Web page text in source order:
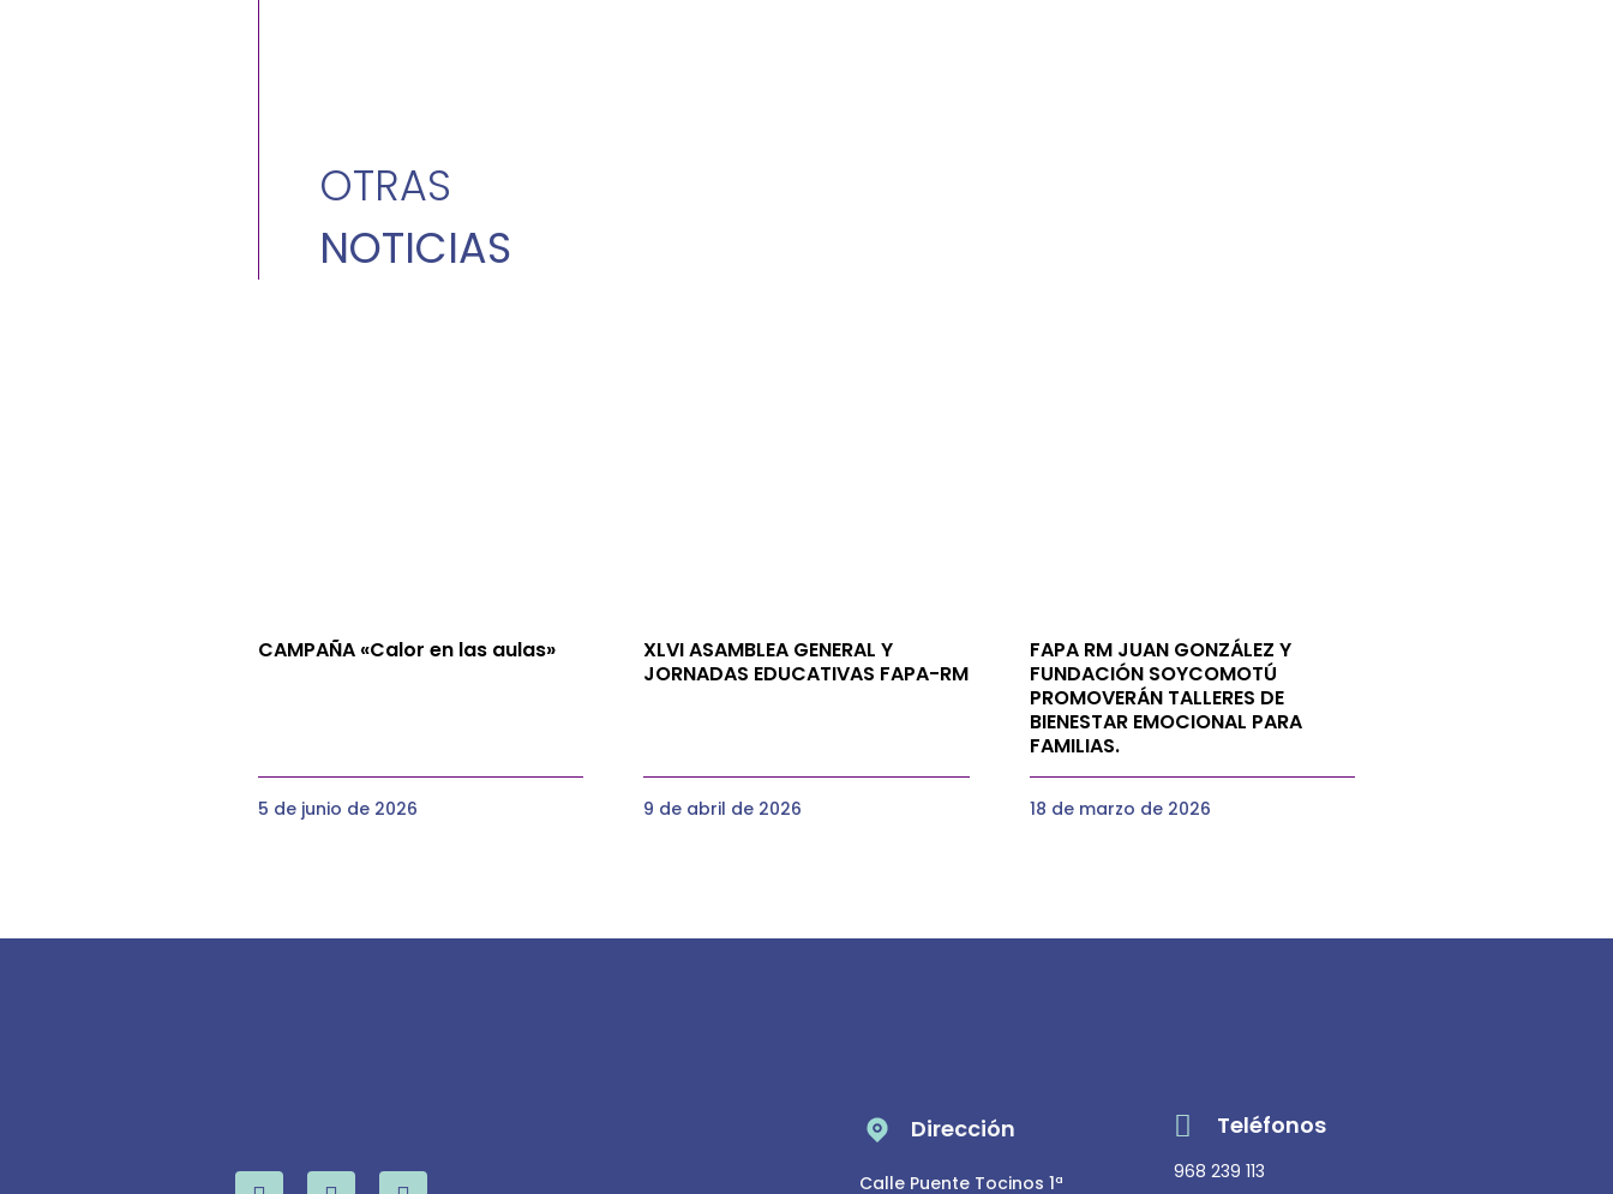
OTRAS
NOTICIAS
CAMPAÑA «Calor en las aulas»
5 de junio de 2026
XLVI ASAMBLEA GENERAL Y
JORNADAS EDUCATIVAS FAPA-RM
9 de abril de 2026
FAPA RM JUAN GONZÁLEZ Y
FUNDACIÓN SOYCOMOTÚ
PROMOVERÁN TALLERES DE
BIENESTAR EMOCIONAL PARA
FAMILIAS.
18 de marzo de 2026
Dirección
Calle Puente Tocinos 1ª
Teléfonos
968 239 113